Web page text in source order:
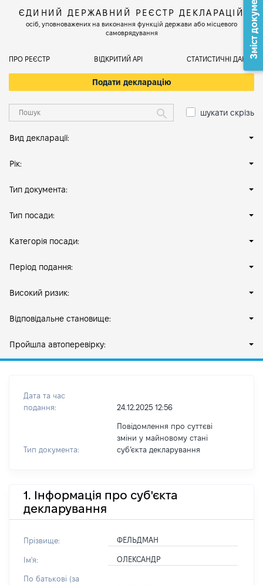
ЄДИНИЙ ДЕРЖАВНИЙ РЕЄСТР ДЕКЛАРАЦІЙ
осіб, уповноважених на виконання функцій держави або місцевого
самоврядування
ПРО РЕЄСТР ВІДКРИТИЙ АРІ СТАТИСТИЧНІ ДАНІ
Подати декларацію
шукати скрізь
Вид декларації:
Рік:
Тип документа:
Тип посади:
Категорія посади:
Період подання:
Високий ризик:
Відповідальне становище:
Пройшла автоперевірку:
Дата та час
подання:
24.12.2025 12:56
Тип документа:
Повідомлення про суттєві
зміни у майновому стані
субʼєкта декларування
1. Інформація про суб'єкта
декларування
Прізвище: ФЕЛЬДМАН
Ім'я: ОЛЕКСАНДР
По батькові (за
Зміст документа